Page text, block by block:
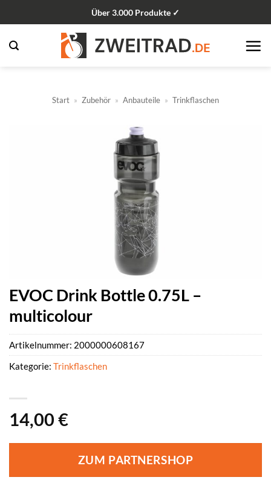
Inhalt
springen
Über 3.000 Produkte ✓
Start » Zubehör » Anbauteile » Trinkflaschen
EVOC Drink Bottle 0.75L –
multicolour
14,00 €
ZUM PARTNERSHOP
Artikelnummer: 2000000608167
Kategorie: Trinkflaschen